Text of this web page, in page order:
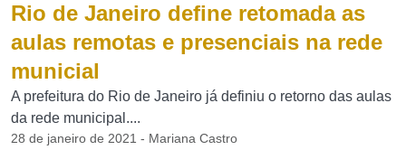
Rio de Janeiro define retomada as
aulas remotas e presenciais na rede
municial
A prefeitura do Rio de Janeiro já definiu o retorno das aulas
da rede municipal....
28 de janeiro de 2021 - Mariana Castro